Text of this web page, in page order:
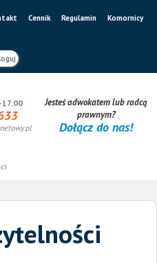
Cennik Regulamin Komornicy
Jesteś adwokatem lub radcą
prawnym?
Dołącz do nas!